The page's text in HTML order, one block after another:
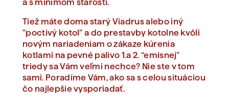
a s minimom starostí.
Tiež máte doma starý Viadrus alebo iný
”poctivý kotol” a do prestavby kotolne kvôli
novým nariadeniam o zákaze kúrenia
kotlami na pevné palivo 1.a 2. “emisnej”
triedy sa Vám veľmi nechce? Nie ste v tom
sami. Poradíme Vám, ako sa s celou situáciou
čo najlepšie vysporiadať.